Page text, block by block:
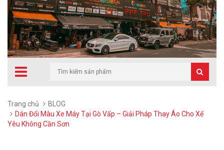
Trang chủ
BLOG
Dán Đổi Màu Xe Máy Tại Gò Vấp – Giải Pháp Thay Áo Cho Xế
Yêu Không Cần Sơn